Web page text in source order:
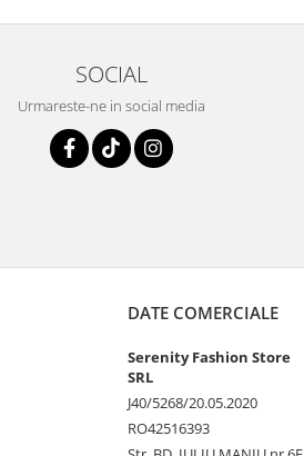
SOCIAL
Urmareste-ne in social media
DATE COMERCIALE
Serenity Fashion Store
SRL
J40/5268/20.05.2020
RO42516393